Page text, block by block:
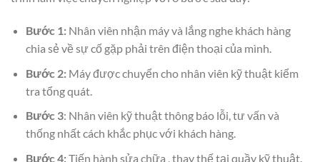
Bước 1: Nhân viên nhận máy và lắng nghe khách hàng
chia sẻ về sự cố gặp phải trên điện thoại của mình.
Bước 2:Máy được chuyển cho nhân viên kỹ thuật kiểm
tra tổng quát.
Bước 3: Nhân viên kỹ thuật thông báo lỗi, tư vấn và
thống nhất cách khắc phục với khách hàng.
Bước 4:Tiến hành sửa chữa , thay thế tại quầy kỹ thuật.